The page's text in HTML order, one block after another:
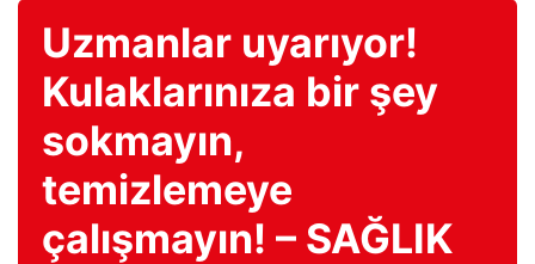
Uzmanlar uyarıyor!
Kulaklarınıza bir şey
sokmayın,
temizlemeye
çalışmayın! – SAĞLIK